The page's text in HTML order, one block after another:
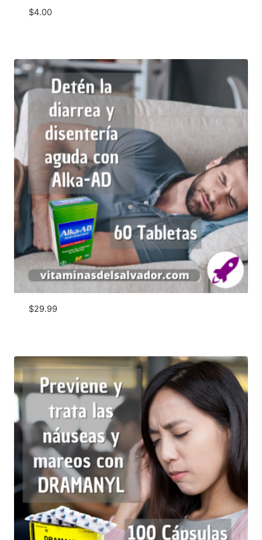
$4.00
$29.99